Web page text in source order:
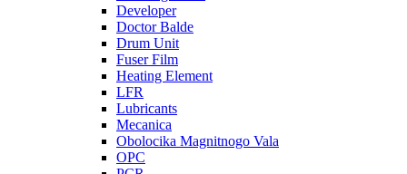
Developer
Doctor Balde
Drum Unit
Fuser Film
Heating Element
LFR
Lubricants
Mecanica
Obolocika Magnitnogo Vala
OPC